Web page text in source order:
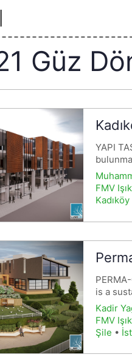
Güz
YAPI
FMV
Kadıköy
is a
Kadir
FMV
Şile •